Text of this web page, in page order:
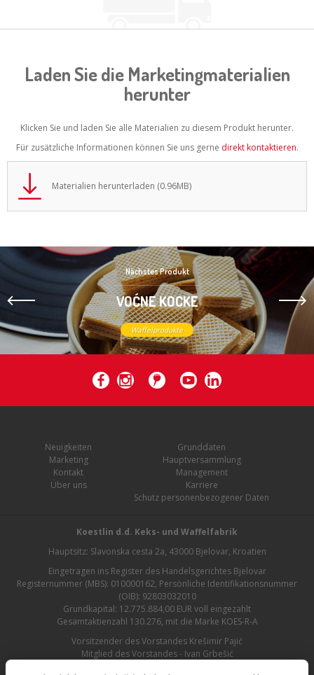
Laden Sie die Marketingmaterialien
herunter
Klicken Sie und laden Sie alle Materialien zu diesem Produkt herunter.
Für zusätzliche Informationen können Sie uns gerne direkt kontaktieren.
Materialien herunterladen (0.96MB)
Nächstes Produkt
VOĆNE KOCKE
Waffelprodukte
Neuigkeiten
Marketing
Kontakt
Über uns
Grunddaten
Hauptversammlung
Management
Karriere
Schutz personenbezogener Daten
Koestlin d.d. Keks- und Waffelfabrik
Hauptsitz: Slavonska cesta 2a, 43000 Bjelovar, Kroatien
Eingetragen ins Register des Handelsgerichtes Bjelovar
Registernummer (MBS): 010000162, Persönliche Identifikationsnummer
(OIB): 92803032010
Grundkapital: 12.775.884,00 EUR voll eingezahlt
Gesamtaktienzahl 130.276, mit die Marke KOES-R-A
Vorsitzender des Vorstandes Krešimir Pajić
Mitglied des Vorstandes - Ivan Grbešić